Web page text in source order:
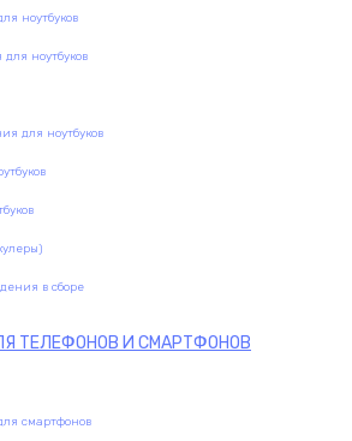
ноутбуков
ноутбуков
для ноутбуков
в сборе
ТЕЛЕФОНОВ И СМАРТФОНОВ
смартфонов